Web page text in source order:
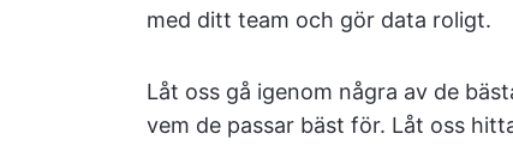
med ditt team och gör data roligt.
Låt oss gå igenom några av de
vem de passar bäst för. Låt oss